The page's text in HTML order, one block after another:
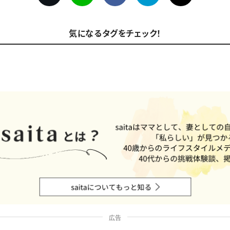
気になるタグをチェック！
広告